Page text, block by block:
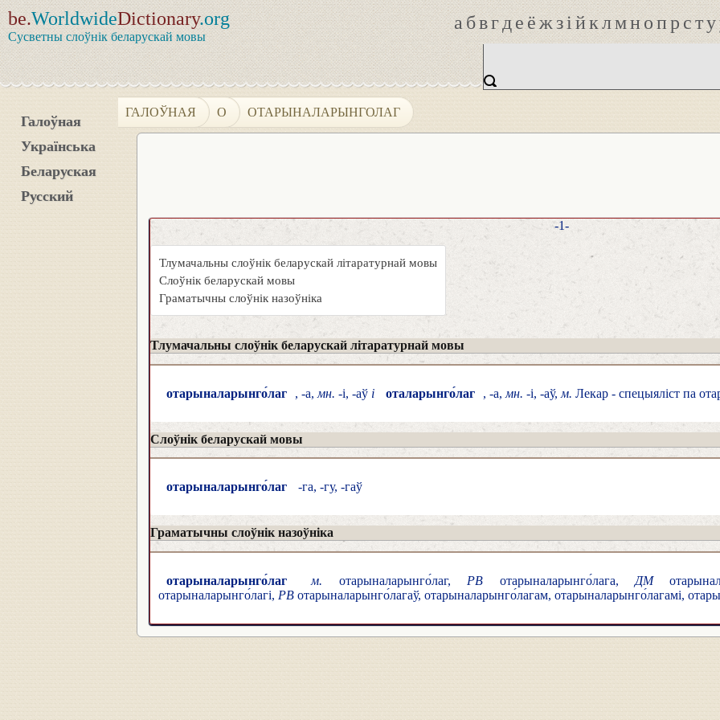
be.WorldwideDictionary.org
Сусветны слоўнік беларускай мовы
абвгдеёжзійклмнопрсту
Галоўная
Українська
Беларуская
Русский
ГАЛОЎНАЯ О ОТАРЫНАЛАРЫНГОЛАГ
-1-
Тлумачальны слоўнік беларускай літаратурнай мовы
Слоўнік беларускай мовы
Граматычны слоўнік назоўніка
Тлумачальны слоўнік беларускай літаратурнай мовы
отарыналарынго́лаг , -а, мн. -і, -аў і оталарынго́лаг , -а, мн. -і, -аў, м. Лекар - спецыяліст па
Слоўнік беларускай мовы
отарыналарынго́лаг -га, -гу, -гаў
Граматычны слоўнік назоўніка
отарыналарынго́лаг м. отарыналарынго́лаг, РВ отарыналарынго́лага, ДМ
отарыналарынго́лагі, РВ отарыналарынго́лагаў, отарыналарынго́лагам, отарыналарынго́лагамі,